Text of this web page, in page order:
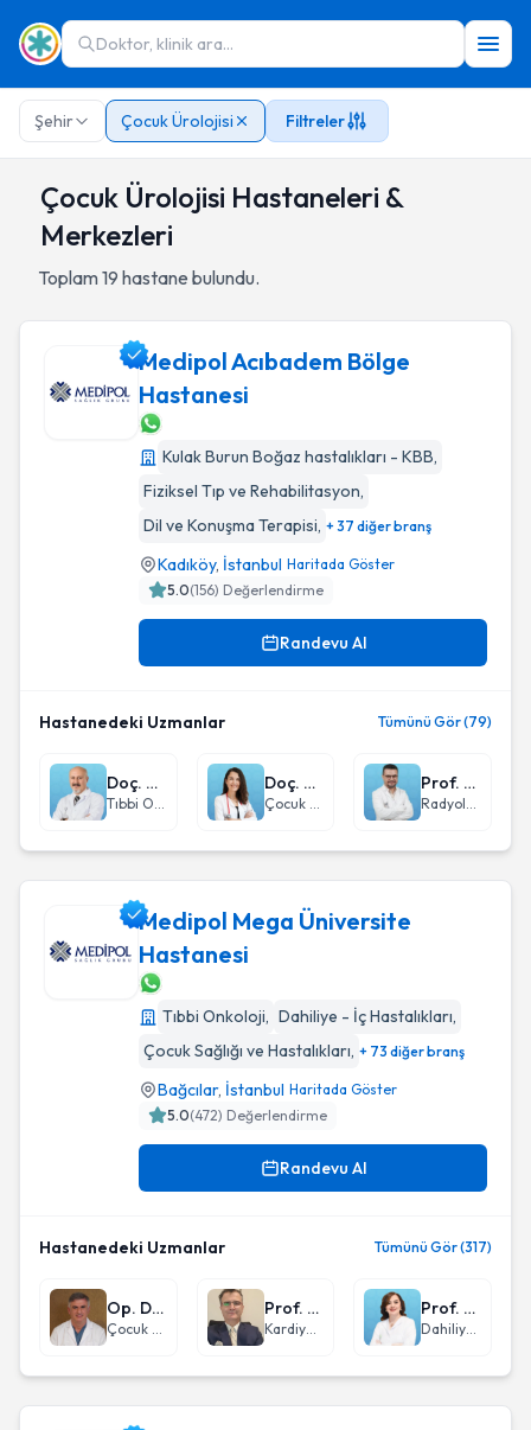
Doktor, klinik ara...
Şehir Çocuk Ürolojisi Filtreler
Çocuk Ürolojisi Hastaneleri &
Merkezleri
Toplam19 hastane bulundu.
Medipol Acıbadem Bölge Hastanesi
Medipol Acıbadem Bölge
Hastanesi
Kulak Burun Boğaz hastalıkları - KBB,
Fiziksel Tıp ve Rehabilitasyon,
Dil ve Konuşma Terapisi, + 37 diğer branş
Kadıköy, İstanbul Haritada Göster
5.0(156) Değerlendirme
Randevu Al
Hastanedeki Uzmanlar Tümünü Gör (79)
Doç. Dr. Özgür Açıkgöz
Tıbbi Onkoloji
Doç. Dr. Sevil Bilir
Çocuk Sağlığı ve Hastalıkları
Prof. Dr. Hayri Oğul
Radyoloji
Medipol Mega Üniversite Hastanesi
Medipol Mega Üniversite
Hastanesi
Tıbbi Onkoloji, Dahiliye - İç Hastalıkları,
Çocuk Sağlığı ve Hastalıkları, + 73 diğer branş
Bağcılar, İstanbul Haritada Göster
5.0(472) Değerlendirme
Randevu Al
Hastanedeki Uzmanlar Tümünü Gör (317)
Op. Dr. Mehmet Şerif Arslan
Çocuk Cerrahisi
Prof. Dr. Bülent Demir
Kardiyoloji
Prof. Dr. Sevgi Aras
Dahiliye - İç Hastalıkları